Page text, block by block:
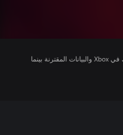
يتلقى ناشرو الألعاب التي تقوم بتشغيلها وصولاً إلى معلومات ملف تعريفك في Xbox والبيانات المقترنة بينما